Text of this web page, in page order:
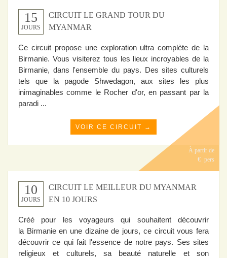
15
JOURS
CIRCUIT LE GRAND TOUR DU
MYANMAR
Ce circuit propose une exploration ultra complète de la
Birmanie. Vous visiterez tous les lieux incroyables de la
Birmanie, dans l'ensemble du pays. Des sites culturels
tels que la pagode Shwedagon, aux sites les plus
inimaginables comme le Rocher d'or, en passant par la
paradi ...
VOIR CE CIRCUIT →
À partir de
€ pers
10
JOURS
CIRCUIT LE MEILLEUR DU MYANMAR
EN 10 JOURS
Créé pour les voyageurs qui souhaitent découvrir
la Birmanie en une dizaine de jours, ce circuit vous fera
découvrir ce qui fait l'essence de notre pays. Ses sites
religieux et culturels, sa beauté naturelle et son